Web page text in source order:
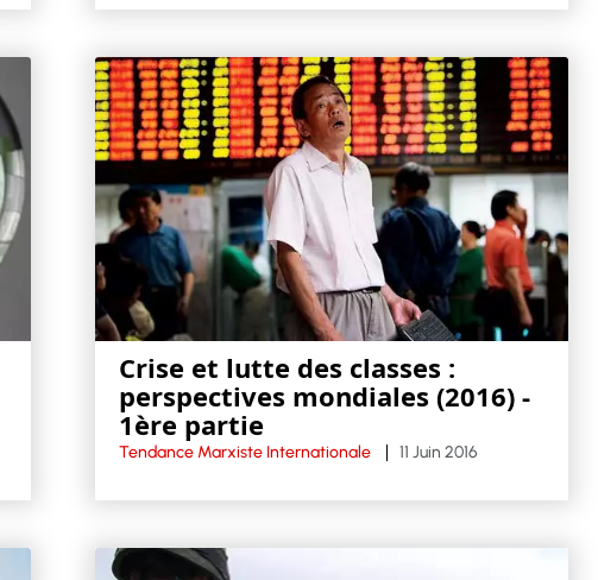
Crise et lutte des classes :
perspectives mondiales (2016) -
1ère partie
Tendance Marxiste Internationale 11 Juin 2016